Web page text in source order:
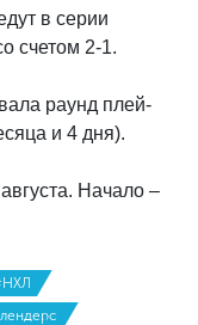
в серии
счетом 2-1.
раунд плей-
и 4 дня).
Начало –